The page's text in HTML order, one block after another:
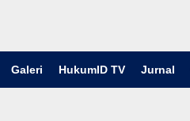
Galeri HukumID TV Jurnal